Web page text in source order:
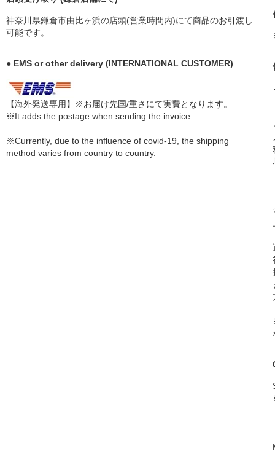
神奈川県鎌倉市由比ヶ浜の店頭(営業時間内)にて商品のお引渡し
可能です。
● EMS or other delivery (INTERNATIONAL CUSTOMER)
【海外発送専用】※お届け先国/重さにて実費となります。
※It adds the postage when sending the invoice.
※Currently, due to the influence of covid-19, the shipping
method varies from country to country.